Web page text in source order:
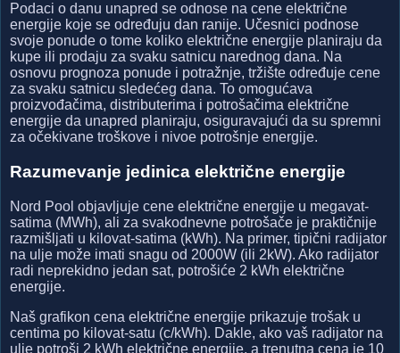
Podaci o danu unapred se odnose na cene električne
energije koje se određuju dan ranije. Učesnici podnose
svoje ponude o tome koliko električne energije planiraju da
kupe ili prodaju za svaku satnicu narednog dana. Na
osnovu prognoza ponude i potražnje, tržište određuje cene
za svaku satnicu sledećeg dana. To omogućava
proizvođačima, distributerima i potrošačima električne
energije da unapred planiraju, osiguravajući da su spremni
za očekivane troškove i nivoe potrošnje energije.
Razumevanje jedinica električne energije
Nord Pool objavljuje cene električne energije u megavat-
satima (MWh), ali za svakodnevne potrošače je praktičnije
razmišljati u kilovat-satima (kWh). Na primer, tipični radijator
na ulje može imati snagu od 2000W (ili 2kW). Ako radijator
radi neprekidno jedan sat, potrošiće 2 kWh električne
energije.
Naš grafikon cena električne energije prikazuje trošak u
centima po kilovat-satu (c/kWh). Dakle, ako vaš radijator na
ulje potroši 2 kWh električne energije, a trenutna cena je 10